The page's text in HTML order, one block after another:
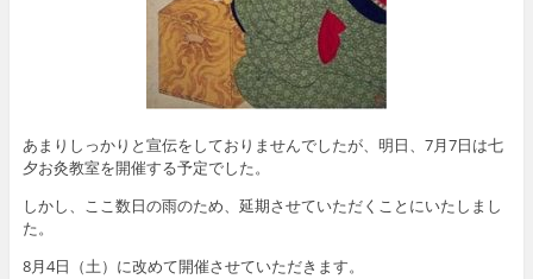
あまりしっかりと宣伝をしておりませんでしたが、明日、7月7日は七
夕お灸教室を開催する予定でした。
しかし、ここ数日の雨のため、延期させていただくことにいたしまし
た。
8月4日（土）に改めて開催させていただきます。